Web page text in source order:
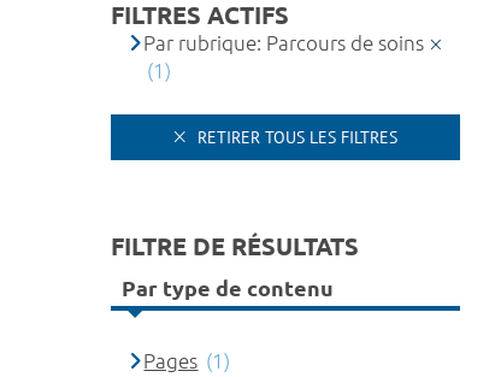
FILTRES ACTIFS
Par rubrique: Parcours de soins
(1)
RETIRER TOUS LES FILTRES
FILTRE DE RÉSULTATS
Par type de contenu
Pages (1)